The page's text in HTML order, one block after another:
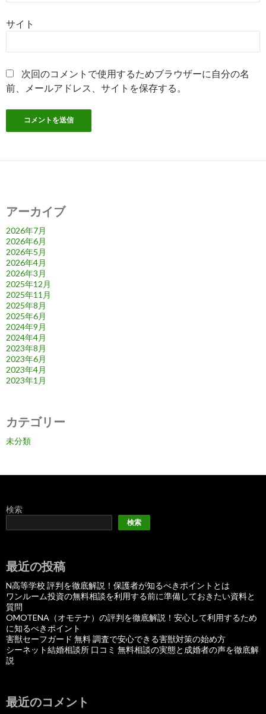
サイト
次回のコメントで使用するためブラウザーに自分の名
前、メールアドレス、サイトを保存する。
アーカイブ
2026年7月
2026年6月
2026年5月
2026年4月
2026年3月
2025年12月
2025年11月
2025年8月
2025年6月
2024年9月
2024年4月
2023年8月
2023年6月
2023年4月
2023年1月
カテゴリー
未分類
検索
検索
最近の投稿
N高等学校 評判を徹底解説！保護者が知るべきポイントとは
ワンルーム投資の無料相談を利用する前に準備しておきたい資料と
質問
OMOTENA（オモテナ）の評判を徹底解説！安心して利用するため
に知るべきポイント
害獣セーフガード 無料 調査で安心できる害獣対策の始め方
シーネット結婚相談所 口コミ 無料相談の実態と成婚者の声を徹底解
説
最近のコメント